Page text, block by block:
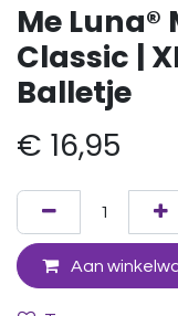
Me
Classic |
Balletje
€ 16,95
Aan